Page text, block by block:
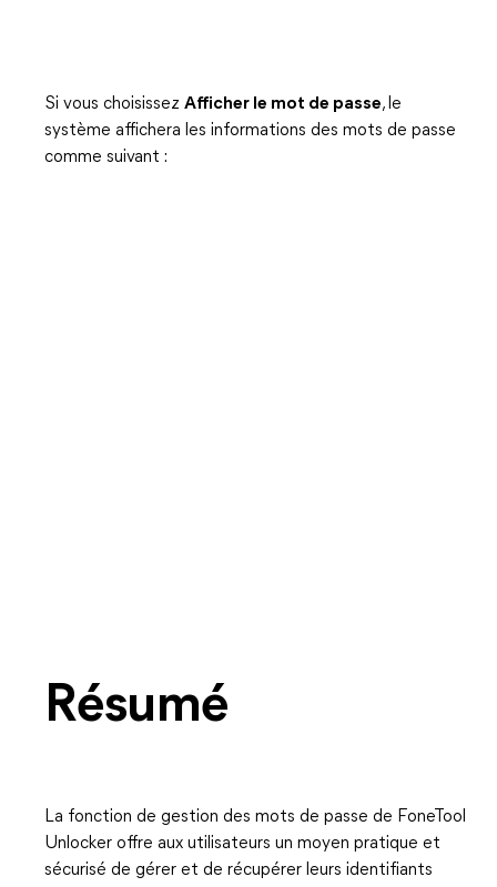
Si vous choisissez Afficher le mot de passe, le
système affichera les informations des mots de passe
comme suivant :
Résumé
La fonction de gestion des mots de passe de FoneTool
Unlocker offre aux utilisateurs un moyen pratique et
sécurisé de gérer et de récupérer leurs identifiants